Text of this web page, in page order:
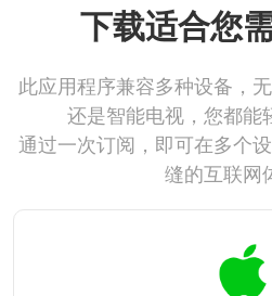
下载适合您
此应用程序兼容多种设备，
还是智能电视，您都能
通过一次订阅，即可在多个
缝的互联网